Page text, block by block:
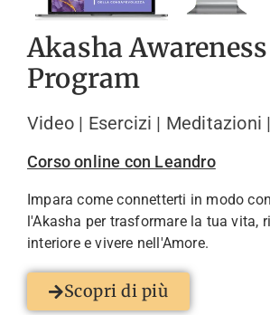
Akasha Awareness
Program
Video | Esercizi | Meditazioni
Corso online con Leandro
Impara come connetterti in modo
l'Akasha per trasformare la tua vita,
interiore e vivere nell'Amore.
Scopri di più